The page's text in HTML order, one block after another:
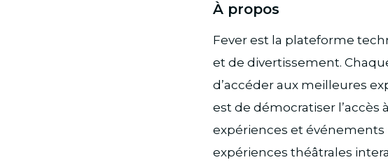
À propos
Fever est la plateforme
et de divertissement.
d’accéder aux meilleures
est de démocratiser
expériences et
expériences théâtrales